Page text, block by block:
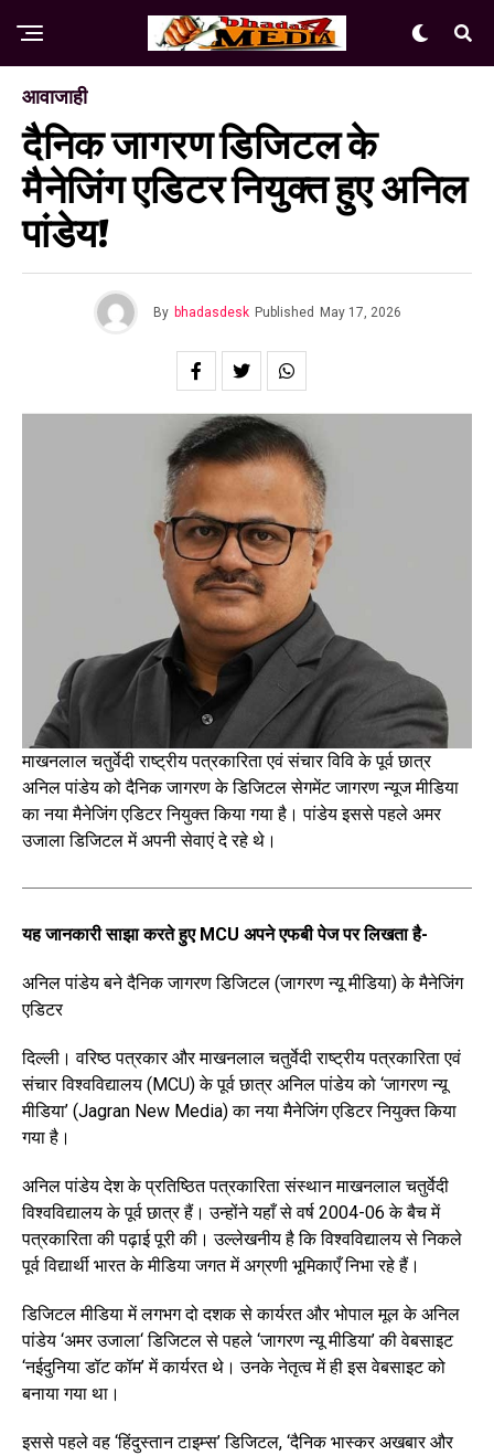
आवाजाही
दैनिक जागरण डिजिटल के
मैनेजिंग एडिटर नियुक्त हुए अनिल
पांडेय!
By bhadasdesk Published May 17, 2026
माखनलाल चतुर्वेदी राष्ट्रीय पत्रकारिता एवं संचार विवि के पूर्व छात्र
अनिल पांडेय को दैनिक जागरण के डिजिटल सेगमेंट जागरण न्यूज मीडिया
का नया मैनेजिंग एडिटर नियुक्त किया गया है। पांडेय इससे पहले अमर
उजाला डिजिटल में अपनी सेवाएं दे रहे थे।
यह जानकारी साझा करते हुए MCU अपने एफबी पेज पर लिखता है-
अनिल पांडेय बने दैनिक जागरण डिजिटल (जागरण न्यू मीडिया) के मैनेजिंग
एडिटर
दिल्ली। वरिष्ठ पत्रकार और माखनलाल चतुर्वेदी राष्ट्रीय पत्रकारिता एवं
संचार विश्वविद्यालय (MCU) के पूर्व छात्र अनिल पांडेय को ‘जागरण न्यू
मीडिया’ (Jagran New Media) का नया मैनेजिंग एडिटर नियुक्त किया
गया है।
अनिल पांडेय देश के प्रतिष्ठित पत्रकारिता संस्थान माखनलाल चतुर्वेदी
विश्वविद्यालय के पूर्व छात्र हैं। उन्होंने यहाँ से वर्ष 2004-06 के बैच में
पत्रकारिता की पढ़ाई पूरी की। उल्लेखनीय है कि विश्वविद्यालय से निकले
पूर्व विद्यार्थी भारत के मीडिया जगत में अग्रणी भूमिकाएँ निभा रहे हैं।
डिजिटल मीडिया में लगभग दो दशक से कार्यरत और भोपाल मूल के अनिल
पांडेय ‘अमर उजाला‘ डिजिटल से पहले ‘जागरण न्यू मीडिया’ की वेबसाइट
‘नईदुनिया डॉट कॉम’ में कार्यरत थे। उनके नेतृत्व में ही इस वेबसाइट को
बनाया गया था।
इससे पहले वह ‘हिंदुस्तान टाइम्स’ डिजिटल, ‘दैनिक भास्कर अखबार और